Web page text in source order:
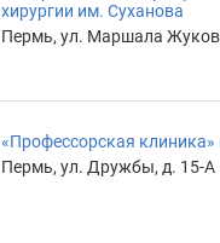
хирургии им. Суханова
Пермь, ул. Маршала
«Профессорская
Пермь, ул. Дружбы, д. 15-А